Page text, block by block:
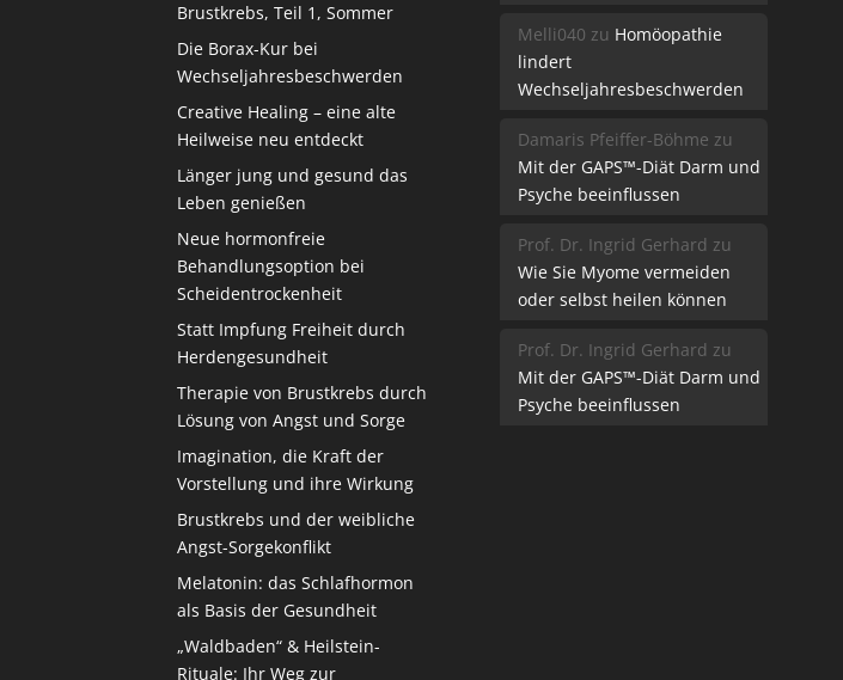
Brustkrebs, Teil 1, Sommer
Die Borax-Kur bei
Wechseljahresbeschwerden
Creative Healing – eine alte
Heilweise neu entdeckt
Länger jung und gesund das
Leben genießen
Neue hormonfreie
Behandlungsoption bei
Scheidentrockenheit
Statt Impfung Freiheit durch
Herdengesundheit
Therapie von Brustkrebs durch
Lösung von Angst und Sorge
Imagination, die Kraft der
Vorstellung und ihre Wirkung
Brustkrebs und der weibliche
Angst-Sorgekonflikt
Melatonin: das Schlafhormon
als Basis der Gesundheit
„Waldbaden“ & Heilstein-
Rituale: Ihr Weg zur
Melli040 zu Homöopathie
lindert
Wechseljahresbeschwerden
Damaris Pfeiffer-Böhme zu
Mit der GAPS™-Diät Darm und
Psyche beeinflussen
Prof. Dr. Ingrid Gerhard zu
Wie Sie Myome vermeiden
oder selbst heilen können
Prof. Dr. Ingrid Gerhard zu
Mit der GAPS™-Diät Darm und
Psyche beeinflussen